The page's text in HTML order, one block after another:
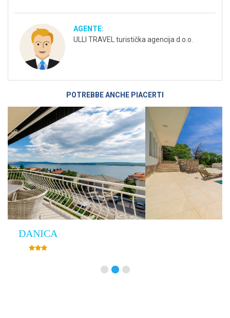
AGENTE:
ULLI TRAVEL turistička agencija d.o.o.
POTREBBE ANCHE PIACERTI